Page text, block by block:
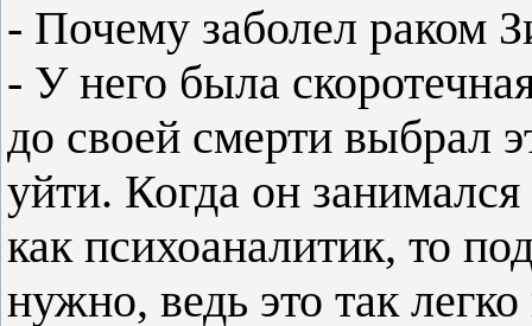
- Почему заболел раком
- У него была
до своей смерти выбрал
уйти. Когда он
как психоаналитик, то
нужно, ведь это так